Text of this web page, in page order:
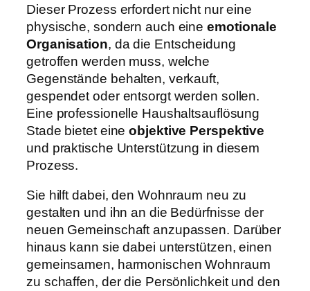
Dieser Prozess erfordert nicht nur eine
physische, sondern auch eineemotionale
Organisation, da die Entscheidung
getroffen werden muss, welche
Gegenstände behalten, verkauft,
gespendet oder entsorgt werden sollen.
Eine professionelle Haushaltsauflösung
Stade bietet eineobjektive Perspektive
und praktische Unterstützung in diesem
Prozess.
Sie hilft dabei, den Wohnraum neu zu
gestalten und ihn an die Bedürfnisse der
neuen Gemeinschaft anzupassen. Darüber
hinaus kann sie dabei unterstützen, einen
gemeinsamen, harmonischen Wohnraum
zu schaffen, der die Persönlichkeit und den